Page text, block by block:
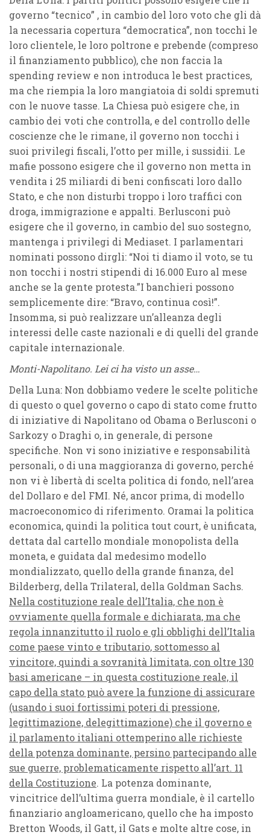
governo “tecnico” , in cambio del loro voto che gli dà
la necessaria copertura “democratica”, non tocchi le
loro clientele, le loro poltrone e prebende (compreso
il finanziamento pubblico), che non faccia la
spending review e non introduca le best practices,
ma che riempia la loro mangiatoia di soldi spremuti
con le nuove tasse. La Chiesa può esigere che, in
cambio dei voti che controlla, e del controllo delle
coscienze che le rimane, il governo non tocchi i
suoi privilegi fiscali, l’otto per mille, i sussidii. Le
mafie possono esigere che il governo non metta in
vendita i 25 miliardi di beni confiscati loro dallo
Stato, e che non disturbi troppo i loro traffici con
droga, immigrazione e appalti. Berlusconi può
esigere che il governo, in cambio del suo sostegno,
mantenga i privilegi di Mediaset. I parlamentari
nominati possono dirgli: “Noi ti diamo il voto, se tu
non tocchi i nostri stipendi di 16.000 Euro al mese
anche se la gente protesta.”I banchieri possono
semplicemente dire: “Bravo, continua così!”.
Insomma, si può realizzare un’alleanza degli
interessi delle caste nazionali e di quelli del grande
capitale internazionale.
Monti-Napolitano. Lei ci ha visto un asse…
Della Luna: Non dobbiamo vedere le scelte politiche
di questo o quel governo o capo di stato come frutto
di iniziative di Napolitano od Obama o Berlusconi o
Sarkozy o Draghi o, in generale, di persone
specifiche. Non vi sono iniziative e responsabilità
personali, o di una maggioranza di governo, perché
non vi è libertà di scelta politica di fondo, nell’area
del Dollaro e del FMI. Né, ancor prima, di modello
macroeconomico di riferimento. Oramai la politica
economica, quindi la politica tout court, è unificata,
dettata dal cartello mondiale monopolista della
moneta, e guidata dal medesimo modello
mondializzato, quello della grande finanza, del
Bilderberg, della Trilateral, della Goldman Sachs.
Nella costituzione reale dell’Italia, che non è
ovviamente quella formale e dichiarata, ma che
regola innanzitutto il ruolo e gli obblighi dell’Italia
come paese vinto e tributario, sottomesso al
vincitore, quindi a sovranità limitata, con oltre 130
basi americane – in questa costituzione reale, il
capo della stato può avere la funzione di assicurare
(usando i suoi fortissimi poteri di pressione,
legittimazione, delegittimazione) che il governo e
il parlamento italiani ottemperino alle richieste
della potenza dominante, persino partecipando alle
sue guerre, problematicamente rispetto all’art. 11
della Costituzione. La potenza dominante,
vincitrice dell’ultima guerra mondiale, è il cartello
finanziario angloamericano, quello che ha imposto
Bretton Woods, il Gatt, il Gats e molte altre cose, in